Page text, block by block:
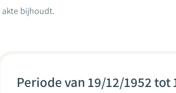
akte bijhoudt.
Periode van 19/12/1952 tot